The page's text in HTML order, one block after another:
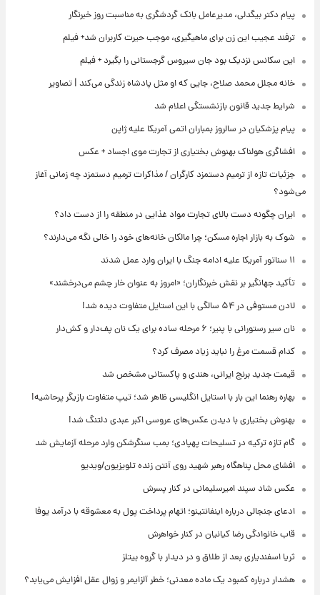
پیام دکتر بیگدلی، مدیرعامل بانک گردشگری به مناسبت روز خبرنگار
ترفند عجیب این زن برای ماهیگیری، موجب حیرت کاربران شد+ فیلم
این سکانس نزدیک بود جان سیروس گرجستانی را بگیرد + فیلم
خانه مجلل محمد صلاح، جایی که او مثل پادشاه زندگی می‌کند | تصاویر
شرایط جدید قانون بازنشستگی اعلام شد
پیام پزشکیان در سالروز بمباران اتمی آمریکا علیه ژاپن
افشاگری هولناک بهنوش بختیاری از تجارت موی اجساد + عکس
جزئیات تازه از ترمیم دستمزد کارگران / مذاکرات ترمیم دستمزد چه زمانی آغاز
می‌شود؟
ایران چگونه دست بالای تجارت مواد غذایی در منطقه را از دست داد؟
شوک به بازار اجاره مسکن؛ چرا مالکان خانه‌های خود را خالی نگه می‌دارند؟
۱۱ سناتور آمریکا علیه ادامه جنگ با ایران وارد عمل شدند
تأکید جهانگیر بر نقش خبرنگاران؛ «امروز به عنوان خار چشم می‌درخشند»
لادن مستوفی در ۵۴ سالگی با این استایل متفاوت دیده شد!
نان سیر رستورانی با پنیر؛ ۶ مرحله ساده برای یک نان پف‌دار و کش‌دار
کدام قسمت مرغ را نباید زیاد مصرف کرد؟
قیمت جدید برنج ایرانی، هندی و پاکستانی مشخص شد
بهاره رهنما این بار با استایل انگلیسی ظاهر شد؛ تیپ متفاوت بازیگر پرحاشیه!
بهنوش بختیاری با دیدن عکس‌های عروسی اکبر عبدی دلتنگ شد!
گام تازه ترکیه در تسلیحات پهپادی؛ بمب سنگرشکن وارد مرحله آزمایش شد
افشای محل پناهگاه‌ رهبر شهید روی آنتن زنده تلویزیون/ویدیو
عکس شاد سپند امیرسلیمانی در کنار پسرش
ادعای جنجالی درباره اینفانتینو؛ اتهام پرداخت پول به معشوقه با درآمد یوفا
قاب خانوادگی رضا کیانیان در کنار خواهرش
ثریا اسفندیاری بعد از طلاق و در دیدار با گروه بیتلز
هشدار درباره کمبود یک ماده معدنی؛ خطر آلزایمر و زوال عقل افزایش می‌یابد؟